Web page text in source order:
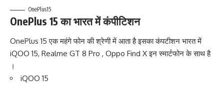
OnePlus15
OnePlus 15 का भारत मेंकंपीटिशन
OnePlus 15 एक महंगे फोन की श्रेणी में आता है इसका कंपटीशन भारत में
iQOO 15, Realme GT 8 Pro , Oppo Find Xइन स्मार्टफोन के साथ है
।
iQOO 15